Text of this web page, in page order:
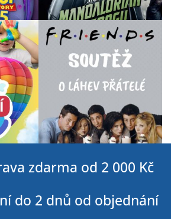
zdarma od 2 000 Kč
do 2 dnů od objednání